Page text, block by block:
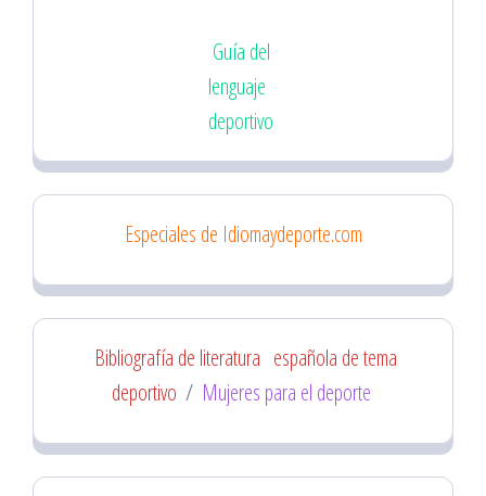
Guía del
lenguaje
deportivo
Especiales de Idiomaydeporte.com
Bibliografía de literatura española de tema
deportivo / Mujeres para el deporte